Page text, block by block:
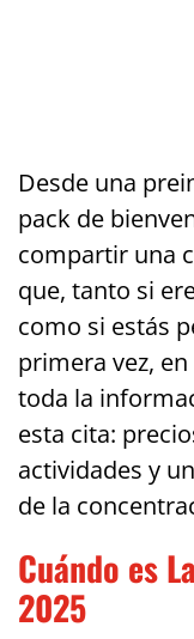
Desde una
pack de
compartir una
que, tanto si
como si estás
primera vez,
toda la
esta cita:
actividades y
de la
Cuándo es
2025